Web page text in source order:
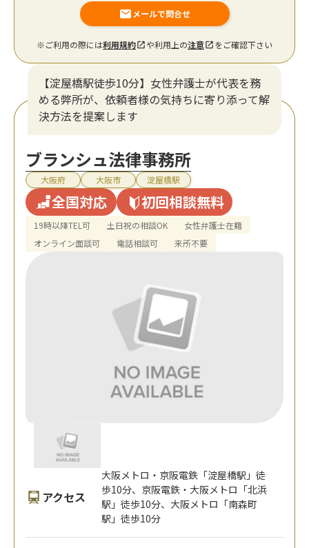
メールで問合せ
※ご利用の際には利用規約 や利用上の注意 をご確認下さい
【淀屋橋駅徒歩10分】女性弁護士が代表を務
める弊所が、依頼者様の気持ちに寄り添って解
決方法を提案します
ブランシュ法律事務所
大阪府 大阪市 淀屋橋駅
全国対応 初回相談無料
19時以降TEL可 土日祝の相談OK
女性弁護士在籍
オンライン面談可
電話相談可 来所不要
アクセス
大阪メトロ・京阪電鉄「淀屋橋駅」徒
歩10分、京阪電鉄・大阪メトロ「北浜
駅」徒歩10分、大阪メトロ「南森町
駅」徒歩10分